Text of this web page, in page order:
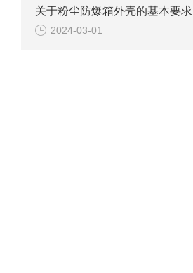
关于粉尘防爆箱外壳的基本要求
2024-03-01